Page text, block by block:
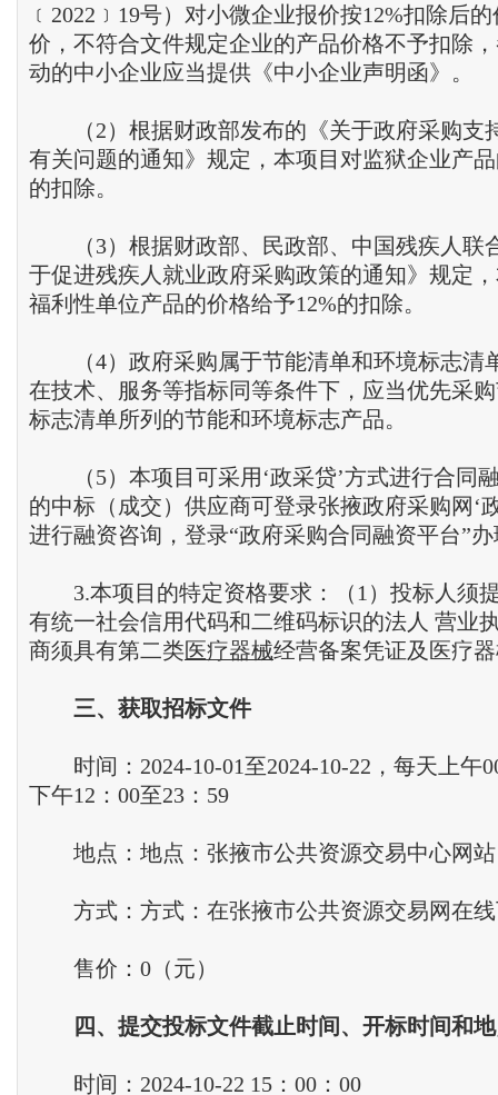
﹝2022﹞19号）对小微企业报价按12%扣除后
价，不符合文件规定企业的产品价格不予扣除
动的中小企业应当提供《中小企业声明函》。
（2）根据财政部发布的《关于政府采购支
有关问题的通知》规定，本项目对监狱企业产
的扣除。
（3）根据财政部、民政部、中国残疾人联
于促进残疾人就业政府采购政策的通知》规定
福利性单位产品的价格给予12%的扣除。
（4）政府采购属于节能清单和环境标志清
在技术、服务等指标同等条件下，应当优先采
标志清单所列的节能和环境标志产品。
（5）本项目可采用‘政采贷’方式进行合同
的中标（成交）供应商可登录张掖政府采购网‘
进行融资咨询，登录“政府采购合同融资平台”
3.本项目的特定资格要求：（1）投标人须
有统一社会信用代码和二维码标识的法人 营业
商须具有第二类医疗器械经营备案凭证及医疗
三、 获取招标文件
时间：2024-10-01至2024-10-22，每天上午
下午12：00至23：59
地点：地点：张掖市公共资源交易中心网
方式：方式：在张掖市公共资源交易网在线
售价：0（元）
四 、 提交投标文件截止时间 、 开标时间和
时间：2024-10-22 15：00：00